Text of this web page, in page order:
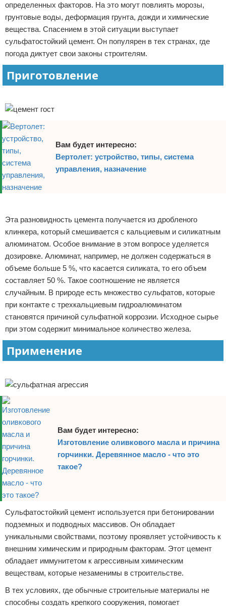
Деловое общение
Менеджмент
определенных факторов. На это могут повлиять морозы,
грунтовые воды, деформация грунта, дожди и химические
вещества. Спасением в этой ситуации выступает
сульфатостойкий цемент. Он популярен в тех странах, где
погода диктует свои законы строителям.
Приготовление
Вам будет интересно:
Вертолет: устройство, типы, система
управления, назначение
Эта разновидность цемента получается из дробленого
клинкера, который смешивается с кальциевым и силикатным
алюминатом. Особое внимание в этом вопросе уделяется
дозировке. Алюминат, например, не должен содержаться в
объеме больше 5 %, что касается силиката, то его объем
составляет 50 %. Такое соотношение не является
случайным. В природе есть множество сульфатов, которые
при контакте с трехкальциевым гидроалюминатом
становятся причиной сульфатной коррозии. Исходное сырье
при этом содержит минимальное количество железа.
Применение
Вам будет интересно:
Изготовление оливкового масла и причина
горчинки. Деревянное масло - что это
такое?
Сульфатостойкий цемент используется при бетонировании
подземных и подводных массивов. Он обладает
уникальными свойствами, поэтому проявляет устойчивость к
внешним химическим и природным факторам. Этот цемент
обладает иммунитетом к агрессивным химическим
веществам, которые незаменимы в строительстве.
В тех условиях, где обычные строительные материалы не
способны создать крепкого сооружения, помогает